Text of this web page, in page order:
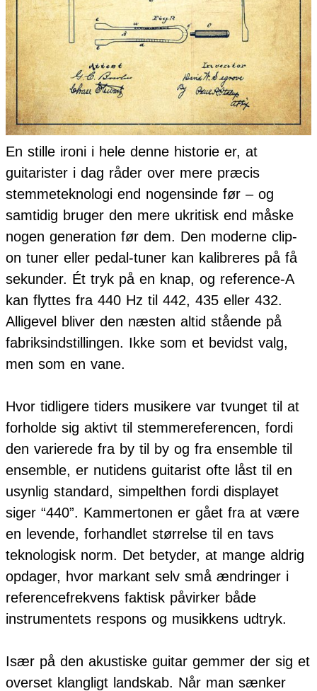
En stille ironi i hele denne historie er, at
guitarister i dag råder over mere præcis
stemmeteknologi end nogensinde før – og
samtidig bruger den mere ukritisk end måske
nogen generation før dem. Den moderne clip-
on tuner eller pedal-tuner kan kalibreres på få
sekunder. Ét tryk på en knap, og reference-A
kan flyttes fra 440 Hz til 442, 435 eller 432.
Alligevel bliver den næsten altid stående på
fabriksindstillingen. Ikke som et bevidst valg,
men som en vane.
Hvor tidligere tiders musikere var tvunget til at
forholde sig aktivt til stemmereferencen, fordi
den varierede fra by til by og fra ensemble til
ensemble, er nutidens guitarist ofte låst til en
usynlig standard, simpelthen fordi displayet
siger “440”. Kammertonen er gået fra at være
en levende, forhandlet størrelse til en tavs
teknologisk norm. Det betyder, at mange aldrig
opdager, hvor markant selv små ændringer i
referencefrekvens faktisk påvirker både
instrumentets respons og musikkens udtryk.
Især på den akustiske guitar gemmer der sig et
overset klangligt landskab. Når man sænker